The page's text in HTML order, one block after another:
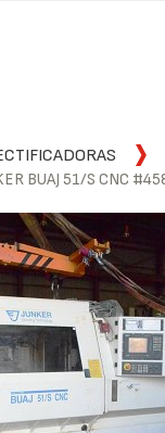
BUAJ 51/S CNC